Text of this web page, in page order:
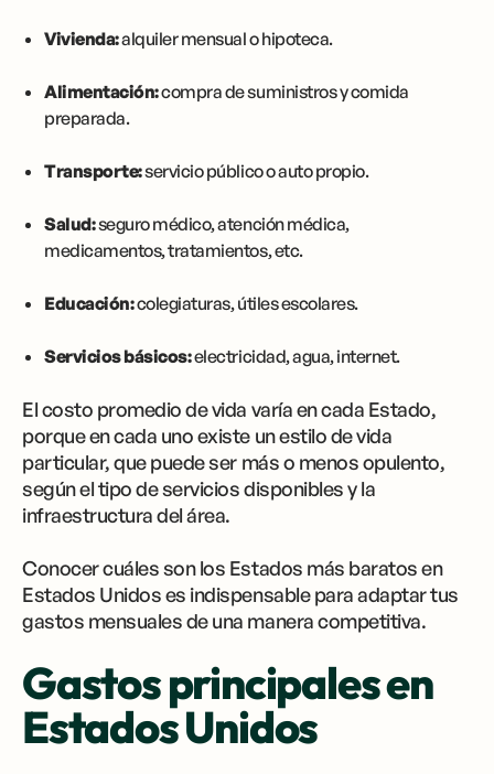
Vivienda:alquiler mensual o hipoteca.
Alimentación:compra de suministros y comida
preparada.
Transporte:servicio público o auto propio.
Salud:seguro médico, atención médica,
medicamentos, tratamientos, etc.
Educación:colegiaturas, útiles escolares.
Servicios básicos:electricidad, agua, internet.
El costo promedio de vida varía en cada Estado,
porque en cada uno existe un estilo de vida
particular, que puede ser más o menos opulento,
según el tipo de servicios disponibles y la
infraestructura del área.
Conocer cuáles son los Estados más baratos en
Estados Unidos es indispensable para adaptar tus
gastos mensuales de una manera competitiva.
Gastos principales en
Estados Unidos